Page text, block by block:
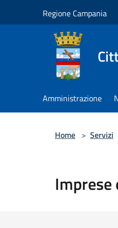
Regione Campania
Amministrazione
Home > Servizi
Imprese